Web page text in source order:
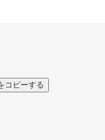
コピーする